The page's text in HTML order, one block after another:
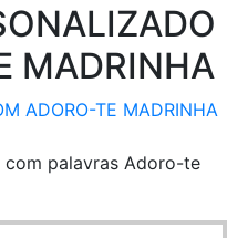
MADRINHA
ADORO-TE MADRINHA
palavras Adoro-te